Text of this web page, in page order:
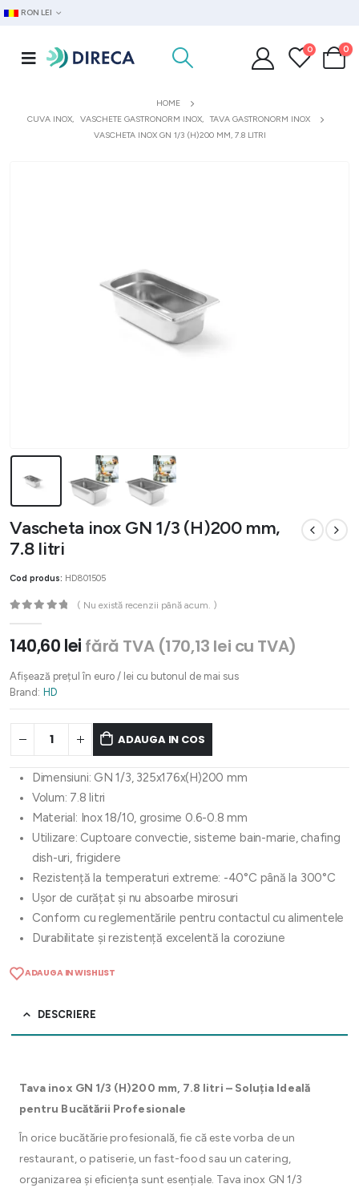
RON LEI
0 0
HOME
CUVA INOX, VASCHETE GASTRONORM INOX, TAVA GASTRONORM INOX
VASCHETA INOX GN 1/3 (H)200 MM, 7.8 LITRI
Vascheta inox GN 1/3 (H)200 mm,
7.8 litri
Cod produs: HD801505
( Nu există recenzii până acum. )
140,60 lei fără TVA (170,13 lei cu TVA)
Afișează prețul în euro / lei cu butonul de mai sus
Brand: HD
ADAUGA IN COS
Dimensiuni: GN 1/3, 325x176x(H)200 mm
Volum: 7.8 litri
Material: Inox 18/10, grosime 0.6-0.8 mm
Utilizare: Cuptoare convectie, sisteme bain-marie, chafing
dish-uri, frigidere
Rezistență la temperaturi extreme: -40°C până la 300°C
Ușor de curățat și nu absoarbe mirosuri
Conform cu reglementările pentru contactul cu alimentele
Durabilitate și rezistență excelentă la coroziune
ADAUGA IN WISHLIST
DESCRIERE
Tava inox GN 1/3 (H)200 mm, 7.8 litri – Soluția Ideală
pentru Bucătării Profesionale
În orice bucătărie profesională, fie că este vorba de un
restaurant, o patiserie, un fast-food sau un catering,
organizarea și eficiența sunt esențiale. Tava inox GN 1/3